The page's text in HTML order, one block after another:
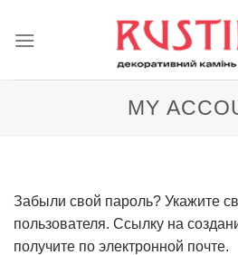
MY
Забыли свой пароль? Укажите
пользователя. Ссылку на
получите по электронной почте.